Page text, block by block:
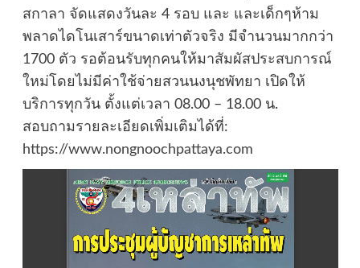
สกาลา จัดแสดงวันละ 4 รอบ และ และเด็กๆห้าม
พลาดไดโนเสาร์ขนาดเท่าตัวจริง มีจำนวนมากกว่า
1700 ตัว รอต้อนรับทุกคนให้มาสัมผัสประสบการณ์
ใหม่โดยไม่มีค่าใช้จ่ายสวนนงนุชพัทยา เปิดให้
บริการทุกวัน ตั้งแต่เวลา 08.00 – 18.00 น.
สอบถามรายละเอียดเพิ่มเติมได้ที่:
https://www.nongnoochpattaya.com